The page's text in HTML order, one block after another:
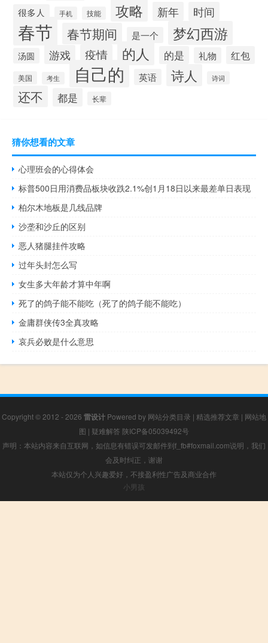
很多人 手机 技能 攻略 新年 时间
春节 春节期间 是一个 梦幻西游
汤圆 游戏 疫情 的人 的是 礼物 红包
美国 考生 自己的 英语 诗人 诗词
还不 都是 长辈
猜你想看的文章
心理班会的心得体会
标普500日用消费品板块收跌2.1%创1月18日以来最差单日表现
柏尔木地板是几线品牌
沙垄和沙丘的区别
恶人猪腿挂件攻略
过年头封怎么写
女生多大年龄才算中年啊
死了的鸽子能不能吃（死了的鸽子能不能吃）
金庸群侠传3全真攻略
哀兵必败是什么意思
Copyright © 2012 - 2026 雷设计 Powered by 网站分类目录 | 精选推荐文章 | 网站地
图 | 疑难解答 陕ICP备05039492号
声明：本站内容来自互联网，如信息有错误可发邮件到f_fb#foxmail.com说明，我们
会及时纠正，谢谢
本站仅为个人兴趣爱好，不接盈利性广告及商业合作
小男孩